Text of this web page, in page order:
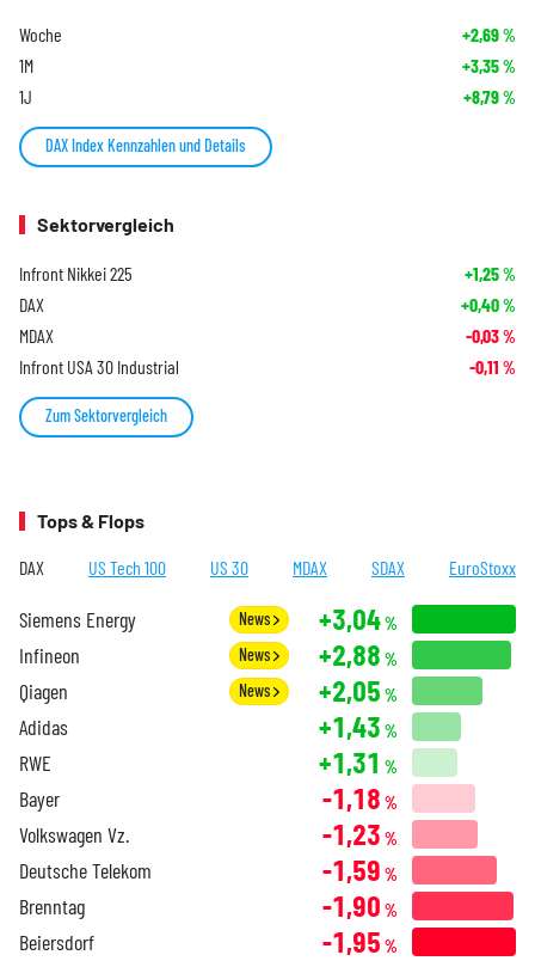
Woche +2,69%
1M +3,35%
1J +8,79%
DAX Index Kennzahlen und Details
Sektorvergleich
Infront Nikkei 225 +1,25%
DAX +0,40%
MDAX -0,03%
Infront USA 30 Industrial -0,11 %
Zum Sektorvergleich
Tops & Flops
DAX US Tech 100 US 30 MDAX SDAX EuroStoxx
Siemens Energy News +3,04%
Infineon News +2,88 %
Qiagen News +2,05 %
Adidas +1,43 %
RWE +1,31 %
Bayer -1,18 %
Volkswagen Vz. -1,23 %
Deutsche Telekom -1,59 %
Brenntag -1,90 %
Beiersdorf -1,95 %